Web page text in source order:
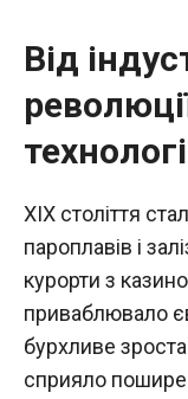
Від
XIX століття
пароплавів і
курорти з
приваблювало
бурхливе
сприяло